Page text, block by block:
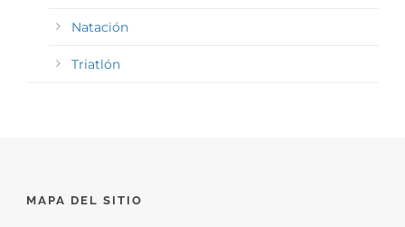
Natación
Triatlón
MAPA DEL SITIO